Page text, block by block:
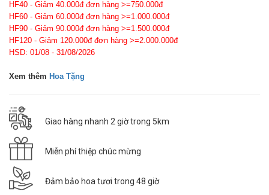
HF40 - Giảm 40.000đ đơn hàng >=750.000đ
HF60 - Giảm 60.000đ đơn hàng >=1.000.000đ
HF90 - Giảm 90.000đ đơn hàng >=1.500.000đ
HF120 - Giảm 120.000đ đơn hàng >=2.000.000đ
HSD: 01/08 - 31/08/2026
Xem thêm Hoa Tặng
Giao hàng nhanh 2 giờ trong 5km
Miễn phí thiệp chúc mừng
Đảm bảo hoa tươi trong 48 giờ